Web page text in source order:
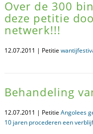
Over de 300
deze petitie
netwerk!!!
12.07.2011 | Petitie
Behandeling
12.07.2011 | Petitie Angolees
10 jaren procederen een